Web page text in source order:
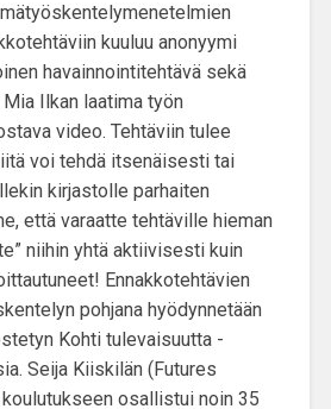
kuuluu anonyymi
havainnointitehtävä sekä
Ilkan laatima työn
video. Tehtäviin tulee
voi tehdä itsenäisesti tai
kirjastolle parhaiten
että varaatte tehtäville hieman
niihin yhtä aktiivisesti kuin
Ennakkotehtävien
pohjana hyödynnetään
Kohti tulevaisuutta -
Seija Kiiskilän (Futures
koulutukseen osallistui noin 35